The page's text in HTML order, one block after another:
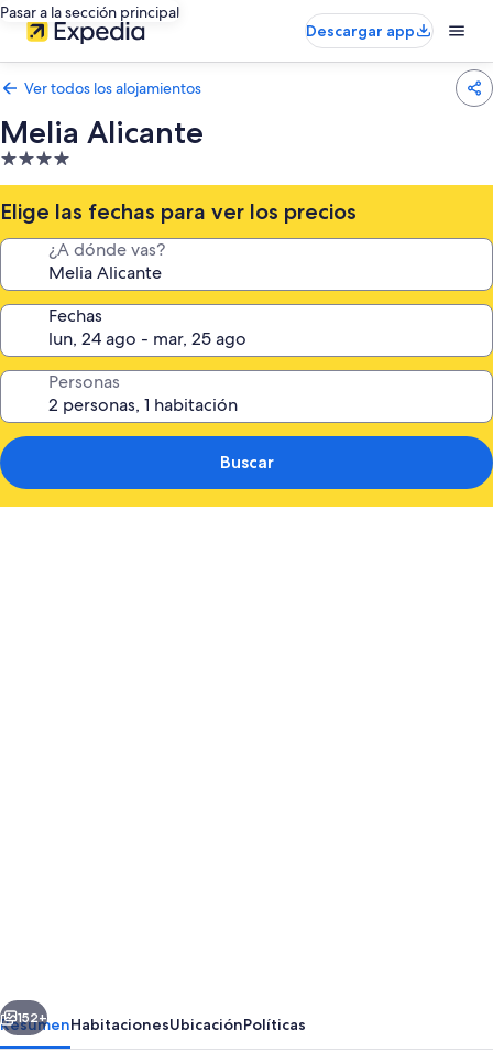
Pasar a la sección principal
Descargar app
Ver todos los alojamientos
Melia Alicante
Alojamiento
de
4.0 estrellas
Elige las fechas para ver los precios
¿A dónde vas?
Fechas
Personas
Buscar
Siguiente
152+
ResumenHabitacionesUbicaciónPolíticas